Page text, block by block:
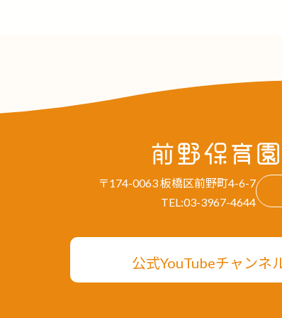
〒174-0063 板橋区前野町4-6-7
TEL:03-3967-4644
公式YouTubeチャンネ